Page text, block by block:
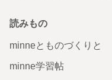
読みもの
minneとものづくりと
minne学習帖